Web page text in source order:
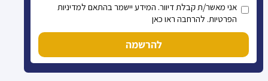
אני מאשר/ת קבלת דיוור. המידע יישמר בהתאם למדיניות
הפרטיות. להרחבה ראו כאן
להרשמה